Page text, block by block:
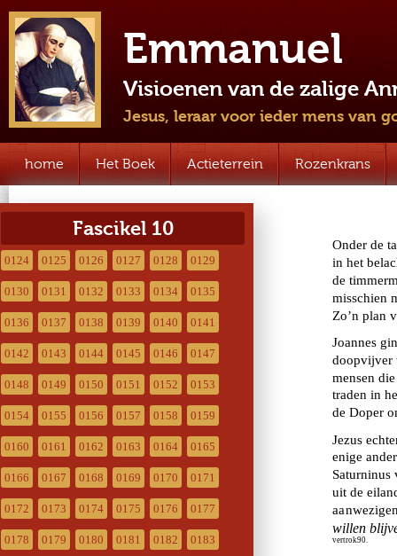
Emmanuel
Visioenen van de zalige
Jesus, leraar voor ieder mens van
home Het Boek Actieterrein Rozenkrans
Fascikel 10
0124 0125 0126 0127 0128 0129
0130 0131 0132 0133 0134 0135
0136 0137 0138 0139 0140 0141
0142 0143 0144 0145 0146 0147
0148 0149 0150 0151 0152 0153
0154 0155 0156 0157 0158 0159
0160 0161 0162 0163 0164 0165
0166 0167 0168 0169 0170 0171
0172 0173 0174 0175 0176 0177
0178 0179 0180 0181 0182 0183